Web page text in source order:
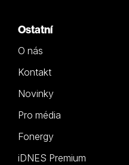
Ostatní
O nás
Kontakt
Novinky
Pro média
Fonergy
iDNES Premium